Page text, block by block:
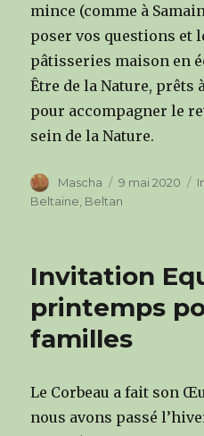
mince (comme à
poser vos questions et
pâtisseries maison en
Être de la Nature, prêts
pour accompagner le
sein de la Nature.
Author
Mascha
Posted
on
9 mai 2020
Beltaine Beltan
Invitation
printemps
familles
Le Corbeau a fait son
nous avons passé